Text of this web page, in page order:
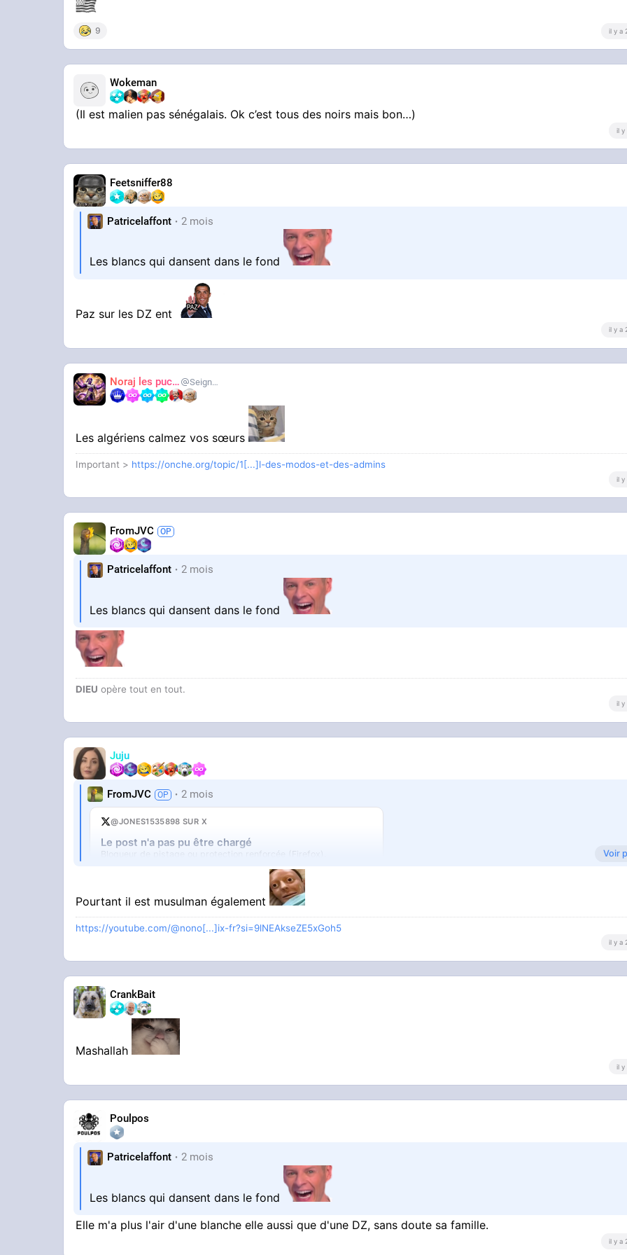
9 il y a
Wokeman
(Il est malien pas sénégalais. Ok c’est tous des noirs mais bon…)
il y
Feetsniffer88
Patricelaffont 2 mois
Les blancs qui dansent dans le fond
Paz sur les DZ ent
il y a
Noraj les pucix SeigneurCooler
Les algériens calmez vos sœurs
Important > https://onche.org/topic/1[...]l-des-modos-et-des-admins
il y
FromJVC
Patricelaffont 2 mois
Les blancs qui dansent dans le fond
DIEU opère tout en tout.
il y
Juju
FromJVC 2 mois
@JONES1535898 SUR X
Le post n'a pas pu être chargé
Bloqueur de pistage ou protection renforcée (Firefox).
c'est quelle genre de mariage qu'on met la langue ???
Voir
Pourtant il est musulman également
https://youtube.com/@nono[...]ix-fr?si=9lNEAkseZE5xGoh5
il y a
CrankBait
Mashallah
il y
Poulpos
Patricelaffont 2 mois
Les blancs qui dansent dans le fond
Elle m'a plus l'air d'une blanche elle aussi que d'une DZ, sans doute sa famille.
il y a